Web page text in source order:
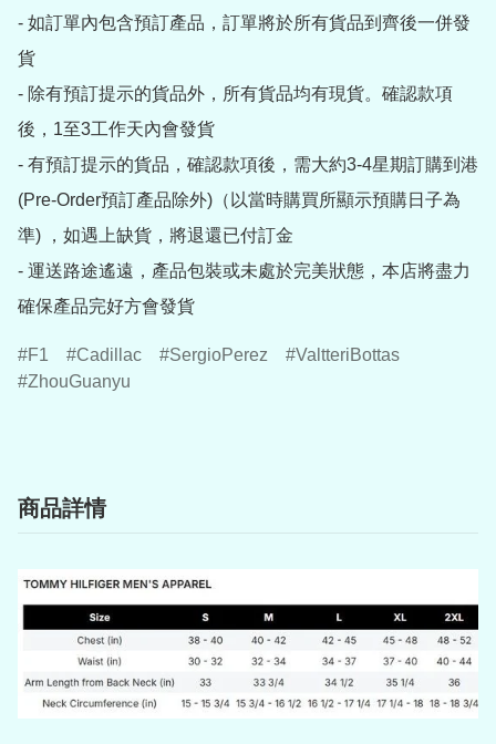
- 如訂單內包含預訂產品，訂單將於所有貨品到齊後一併發
貨
- 除有預訂提示的貨品外，所有貨品均有現貨。確認款項
後，1至3工作天內會發貨
- 有預訂提示的貨品，確認款項後，需大約3-4星期訂購到港
(Pre-Order預訂產品除外)（以當時購買所顯示預購日子為
準) ，如遇上缺貨，將退還已付訂金
- 運送路途遙遠，產品包裝或未處於完美狀態，本店將盡力
確保產品完好方會發貨
F1 Cadillac SergioPerez
ValtteriBottas
ZhouGuanyu
商品詳情